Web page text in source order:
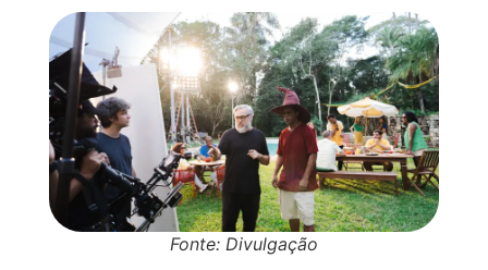
Fonte: Divulgação